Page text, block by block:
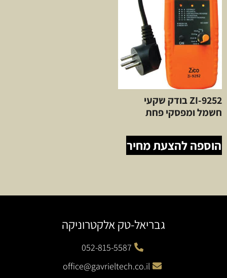
ZI-9252 בודק שקעי
חשמל ומפסקי פחת
הוספה להצעת מחיר
גבריאל-טק אלקטרוניקה
052-815-5587
office@gavrieltech.co.il